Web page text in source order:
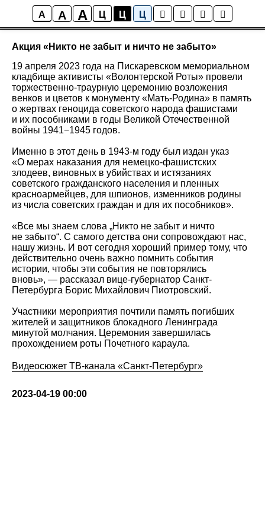
A A A Ц Ц Ц
Новости
Акция «Никто не забыт и ничто не забыто»
19 апреля 2023 года на Пискаревском мемориальном
кладбище активисты «Волонтерской Роты» провели
торжественно-траурную церемонию возложения
венков и цветов к монументу «Мать-Родина» в память
о жертвах геноцида советского народа фашистами
и их пособниками в годы Великой Отечественной
войны 1941−1945 годов.
Именно в этот день в 1943-м году был издан указ
«О мерах наказания для немецко-фашистских
злодеев, виновных в убийствах и истязаниях
советского гражданского населения и пленных
красноармейцев, для шпионов, изменников родины
из числа советских граждан и для их пособников».
«Все мы знаем слова „Никто не забыт и ничто
не забыто“. С самого детства они сопровождают нас,
нашу жизнь. И вот сегодня хороший пример тому, что
действительно очень важно помнить события
истории, чтобы эти события не повторялись
вновь», — рассказал вице-губернатор Санкт-
Петербурга Борис Михайлович Пиотровский.
Участники мероприятия почтили память погибших
жителей и защитников блокадного Ленинграда
минутой молчания. Церемония завершилась
прохождением роты Почетного караула.
Видеосюжет ТВ-канала «Санкт-Петербург»
2023-04-19 00:00